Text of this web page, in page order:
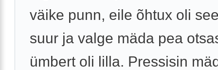
väike punn, eile õhtux oli
suur ja valge mäda pea
ümbert oli lilla. Pressisin